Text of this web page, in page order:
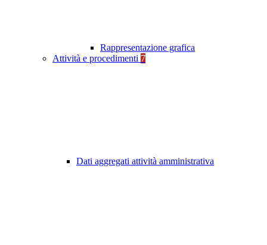
Rappresentazione grafica
Attività e procedimenti 7
Dati aggregati attività amministrativa